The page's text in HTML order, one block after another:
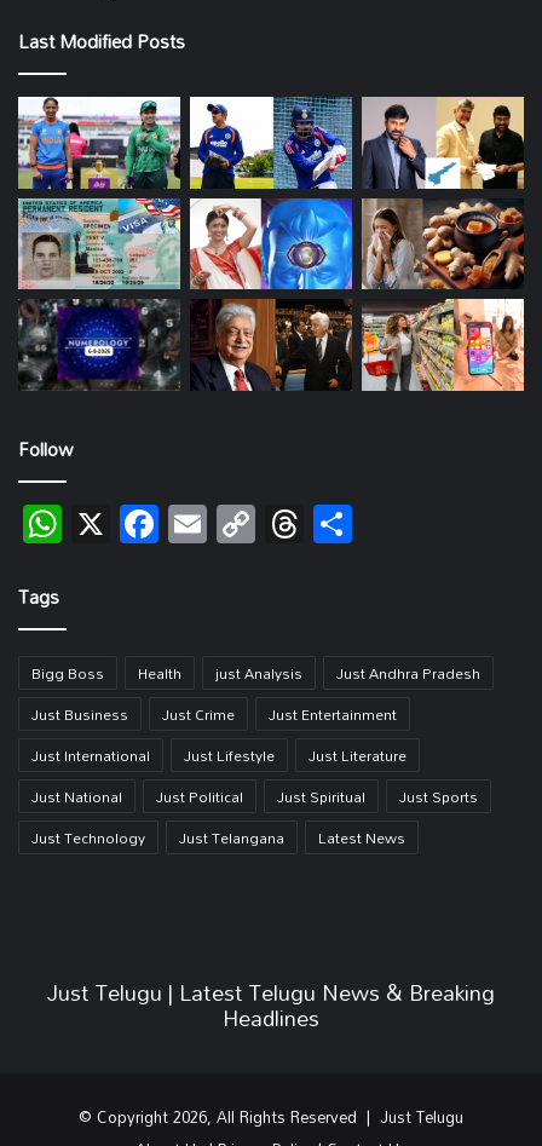
Last Modified Posts
Follow
WhatsApp
X Facebook
EmailCopy
Link
Threads
Tags
Bigg Boss Health just Analysis
Just Andhra Pradesh
Just Business
Just Crime
Just Entertainment
Just International
Just Lifestyle
Just Literature
Just National
Just Political Just Spiritual
Just Sports
Just Technology
Just Telangana Latest News
Just Telugu | Latest Telugu News & Breaking
Headlines
© Copyright 2026, All Rights Reserved | Just Telugu